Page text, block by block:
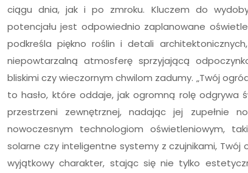
ciągu dnia, jak i po zmroku. Kluczem do
potencjału jest odpowiednio zaplanowane
podkreśla piękno roślin i detali
niepowtarzalną atmosferę sprzyjającą
bliskimi czy wieczornym chwilom zadumy. „Twój
to hasło, które oddaje, jak ogromną rolę odgrywa
przestrzeni zewnętrznej, nadając jej zupełnie
nowoczesnym technologiom oświetleniowym,
solarne czy inteligentne systemy z czujnikami, Twój
wyjątkowy charakter, stając się nie tylko